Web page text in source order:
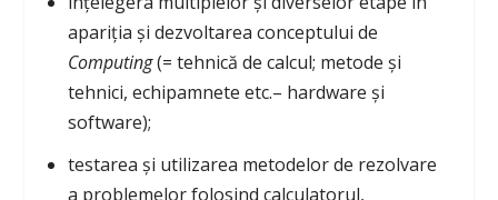
apariția și dezvoltarea conceptului de
Computing(= tehnică de calcul; metode și
tehnici, echipamnete etc.– hardware și
software);
testarea și utilizarea metodelor de rezolvare
a problemelor folosind calculatorul,